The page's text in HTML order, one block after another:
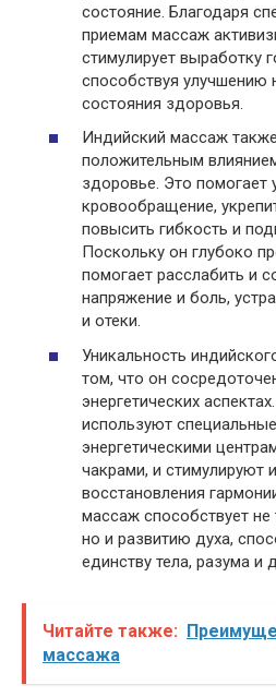
состояние. Благодаря
приемам массаж
стимулирует выработку
способствуя улучшению
состояния здоровья.
Индийский массаж
положительным
здоровье. Это помогает
кровообращение,
повысить гибкость и
Поскольку он глубоко
помогает расслабить и
напряжение и боль,
и отеки.
Уникальность
том, что он
энергетических
используют
энергетическими
чакрами, и стимулируют
восстановления
массаж способствует не
но и развитию духа,
единству тела, разума и
Читайте также:
массажа